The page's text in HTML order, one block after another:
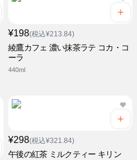
¥198(税込¥213.84)
綾鷹カフェ 濃い抹茶ラテ コカ・コ
ーラ
440ml
¥298(税込¥321.84)
午後の紅茶 ミルクティー キリン